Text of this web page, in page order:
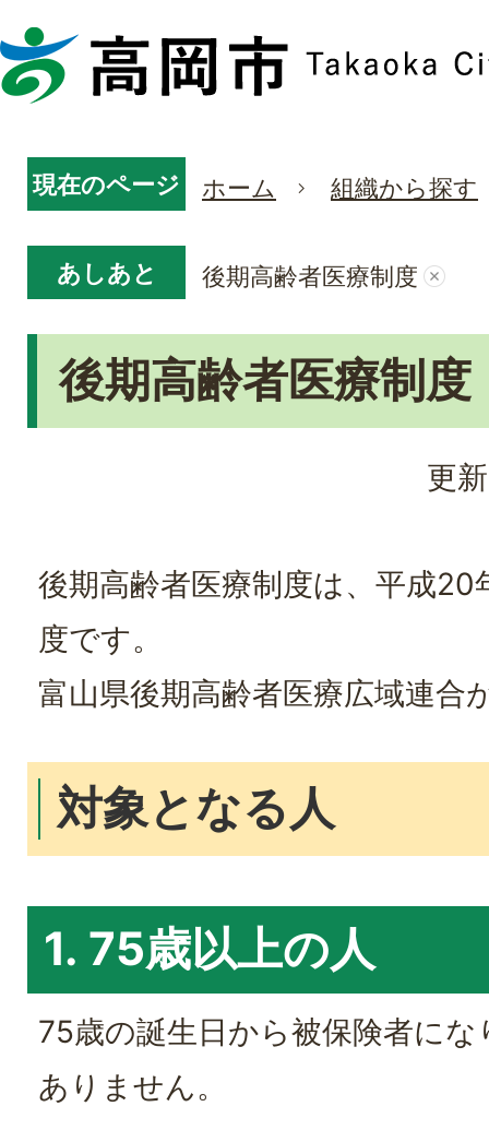
現在のページ ホーム 組織から探す
あしあと 後期高齢者医療制度
後期高齢者医療制度
更
後期高齢者医療制度は、平成
度です。
富山県後期高齢者医療広域連合
対象となる人
1. 75歳以上の人
75歳の誕生日から被保険者に
ありません。